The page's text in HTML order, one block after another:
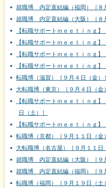
就職博 内定直結編（福岡）［８
就職博 内定直結編（大阪）［８
【転職サポートｍｅｅｔｉｎｇ
【転職サポートｍｅｅｔｉｎｇ
【転職サポートｍｅｅｔｉｎｇ
【転職サポートｍｅｅｔｉｎｇ
転職博（滋賀）［９月４日（金）
大転職博（東京）［９月４日（金
【転職サポートｍｅｅｔｉｎｇ
日（土）］
【転職サポートｍｅｅｔｉｎｇ
転職博（京都）［９月１１日（金
大転職博（名古屋）［９月１１日
就職博 内定直結編（大阪）［９
就職博 内定直結編（福岡）［９
転職博（福岡）［９月１９日（土